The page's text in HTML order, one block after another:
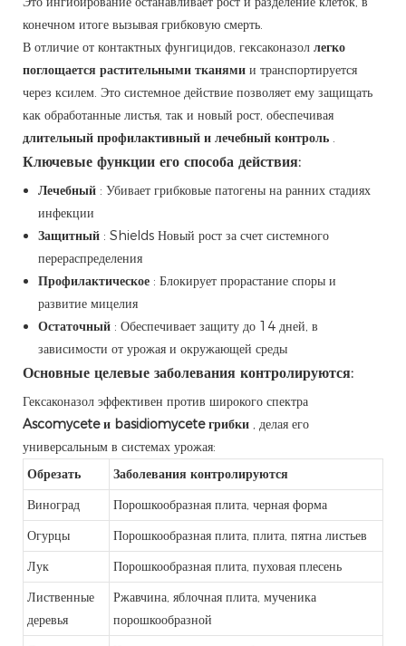
конечном итоге вызывая грибковую смерть.
В отличие от контактных фунгицидов, гексаконазол легко
поглощается растительными тканями и транспортируется
через ксилем. Это системное действие позволяет ему защищать
как обработанные листья, так и новый рост, обеспечивая
длительный профилактивный и лечебный контроль .
Ключевые функции его способа действия:
Лечебный : Убивает грибковые патогены на ранних стадиях
инфекции
Защитный : Shields Новый рост за счет системного
перераспределения
Профилактическое : Блокирует прорастание споры и
развитие мицелия
Остаточный : Обеспечивает защиту до 14 дней, в
зависимости от урожая и окружающей среды
Основные целевые заболевания контролируются:
Гексаконазол эффективен против широкого спектра
Ascomycete и basidiomycete грибки , делая его
универсальным в системах урожая:
Обрезать
Заболевания контролируются
Виноград
Порошкообразная плита, черная форма
Огурцы
Порошкообразная плита, плита, пятна листьев
Лук
Порошкообразная плита, пуховая плесень
Лиственные
деревья
Ржавчина, яблочная плита, мученика
порошкообразной